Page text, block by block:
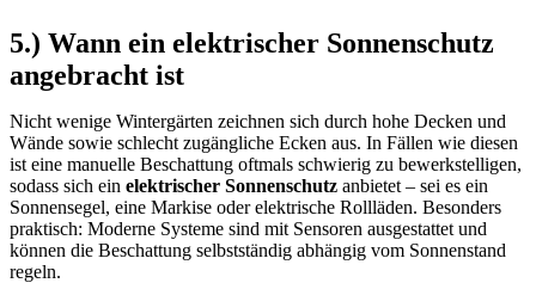
5.) Wann ein elektrischer Sonnenschutz
angebracht ist
Nicht wenige Wintergärten zeichnen sich durch hohe Decken und
Wände sowie schlecht zugängliche Ecken aus. In Fällen wie diesen
ist eine manuelle Beschattung oftmals schwierig zu bewerkstelligen,
sodass sich ein elektrischer Sonnenschutz anbietet – sei es ein
Sonnensegel, eine Markise oder elektrische Rollläden. Besonders
praktisch: Moderne Systeme sind mit Sensoren ausgestattet und
können die Beschattung selbstständig abhängig vom Sonnenstand
regeln.